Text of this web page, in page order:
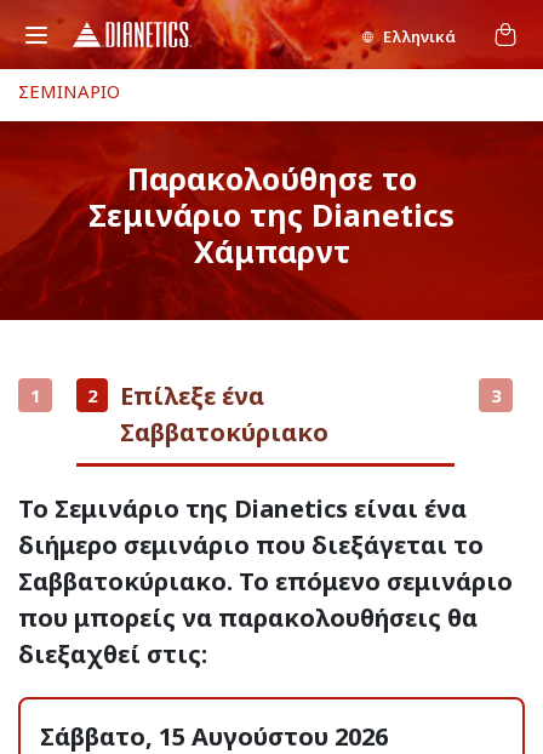
Ελληνικά
ΣΕΜΙΝΑΡΙΟ
Παρακολούθησε το
Σεμινάριο της Dianetics
Χάμπαρντ
1 2
Επίλεξε ένα
Σαββατοκύριακο
3
Το Σεμινάριο της Dianetics είναι ένα
διήμερο σεμινάριο που διεξάγεται το
Σαββατοκύριακο. Το επόμενο σεμινάριο
που μπορείς να παρακολουθήσεις θα
διεξαχθεί στις:
Σάββατο, 15 Αυγούστου 2026